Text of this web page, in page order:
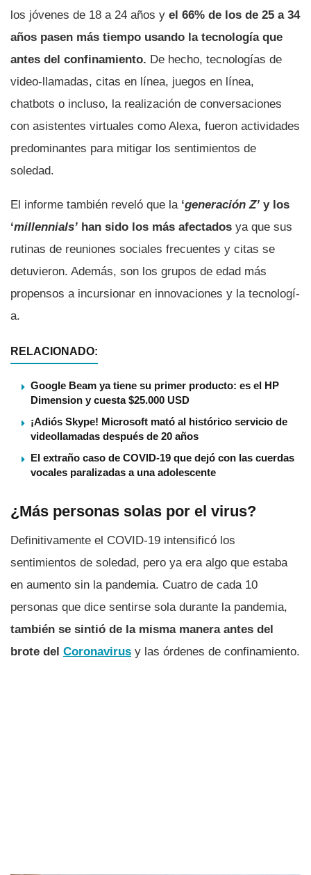
los jóvenes de 18 a 24 años y el 66% de los de 25 a 34
años pasen más tiempo usando la tecnologí­a que
antes del confinamiento. De hecho, tecnologí­as de
video-llamadas, citas en lí­nea, juegos en lí­nea,
chatbots o incluso, la realización de conversaciones
con asistentes virtuales como Alexa, fueron actividades
predominantes para mitigar los sentimientos de
soledad.
El informe también reveló que la ‘generación Z’ y los
‘millennials’ han sido los más afectados ya que sus
rutinas de reuniones sociales frecuentes y citas se
detuvieron. Además, son los grupos de edad más
propensos a incursionar en innovaciones y la tecnologí­
a.
RELACIONADO:
Google Beam ya tiene su primer producto: es el HP
Dimension y cuesta $25.000 USD
¡Adiós Skype! Microsoft mató al histórico servicio de
videollamadas después de 20 años
El extraño caso de COVID-19 que dejó con las cuerdas
vocales paralizadas a una adolescente
¿Más personas solas por el virus?
Definitivamente el COVID-19 intensificó los
sentimientos de soledad, pero ya era algo que estaba
en aumento sin la pandemia. Cuatro de cada 10
personas que dice sentirse sola durante la pandemia,
también se sintió de la misma manera antes del
brote del Coronavirus y las órdenes de confinamiento.